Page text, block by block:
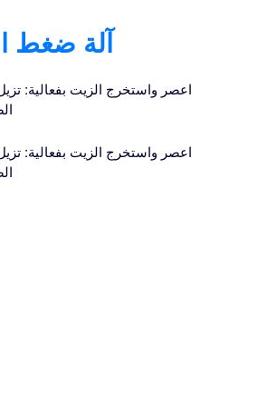
آلة ضغط
اعصر واستخرج الزيت بفعالية:
اعصر واستخرج الزيت بفعالية: